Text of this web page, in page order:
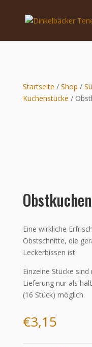
Startseite / Shop /
Kuchenstücke /
Obstkuchen
Eine wirkliche
Obstschnitte, die
Leckerbissen ist.
Einzelne Stücke
Lieferung nur als
(16 Stück) möglich.
€3,15